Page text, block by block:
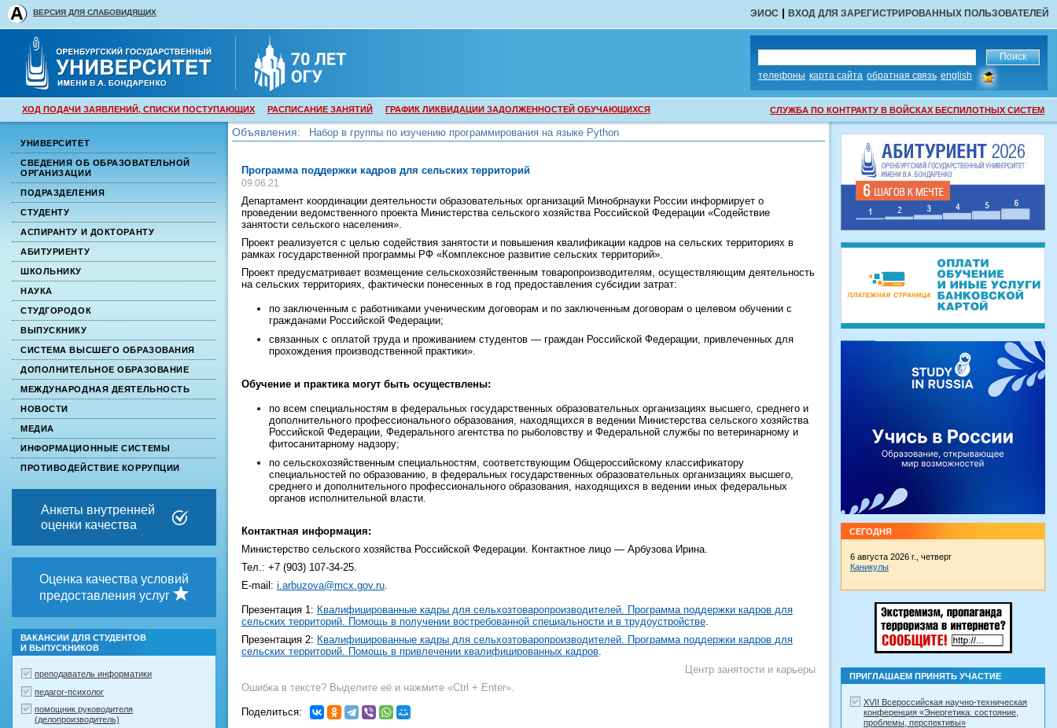
ЭИОС | ВХОД ДЛЯ ЗАРЕГИСТРИРОВАННЫХ ПОЛЬЗОВАТЕЛЕЙ
ВЕРСИЯ ДЛЯ СЛАБОВИДЯЩИХ
телефоны карта сайта обратная связь english
сообщить
об
ошибке
СЛУЖБА ПО КОНТРАКТУ В ВОЙСКАХ БЕСПИЛОТНЫХ СИСТЕМ
ХОД ПОДАЧИ ЗАЯВЛЕНИЙ, СПИСКИ ПОСТУПАЮЩИХ РАСПИСАНИЕ ЗАНЯТИЙ ГРАФИК ЛИКВИДАЦИИ ЗАДОЛЖЕННОСТЕЙ ОБУЧАЮЩИХСЯ
УНИВЕРСИТЕТ
СВЕДЕНИЯ ОБ ОБРАЗОВАТЕЛЬНОЙ
ОРГАНИЗАЦИИ
ПОДРАЗДЕЛЕНИЯ
СТУДЕНТУ
АСПИРАНТУ И ДОКТОРАНТУ
АБИТУРИЕНТУ
ШКОЛЬНИКУ
НАУКА
СТУДГОРОДОК
ВЫПУСКНИКУ
СИСТЕМА ВЫСШЕГО ОБРАЗОВАНИЯ
ДОПОЛНИТЕЛЬНОЕ ОБРАЗОВАНИЕ
МЕЖДУНАРОДНАЯ ДЕЯТЕЛЬНОСТЬ
НОВОСТИ
МЕДИА
ИНФОРМАЦИОННЫЕ СИСТЕМЫ
ПРОТИВОДЕЙСТВИЕ КОРРУПЦИИ
Анкеты внутренней
оценки качества
Оценка качества условий
предоставления услуг
ВАКАНСИИ ДЛЯ СТУДЕНТОВ
И ВЫПУСКНИКОВ
преподаватель информатики
педагог-психолог
помощник руководителя
(делопроизводитель)
Объявления:
Набор в группы по изучению программирования на языке Python
Программа поддержки кадров для сельских территорий
09.06.21
Департамент координации деятельности образовательных организаций Минобрнауки России информирует о
проведении ведомственного проекта Министерства сельского хозяйства Российской Федерации «Содействие
занятости сельского населения».
Проект реализуется с целью содействия занятости и повышения квалификации кадров на сельских территориях в
рамках государственной программы РФ «Комплексное развитие сельских территорий».
Проект предусматривает возмещение сельскохозяйственным товаропроизводителям, осуществляющим деятельность
на сельских территориях, фактически понесенных в год предоставления субсидии затрат:
по заключенным с работниками ученическим договорам и по заключенным договорам о целевом обучении с
гражданами Российской Федерации;
связанных с оплатой труда и проживанием студентов — граждан Российской Федерации, привлеченных для
прохождения производственной практики».
Обучение и практика могут быть осуществлены:
по всем специальностям в федеральных государственных образовательных организациях высшего, среднего и
дополнительного профессионального образования, находящихся в ведении Министерства сельского хозяйства
Российской Федерации, Федерального агентства по рыболовству и Федеральной службы по ветеринарному и
фитосанитарному надзору;
по сельскохозяйственным специальностям, соответствующим Общероссийскому классификатору
специальностей по образованию, в федеральных государственных образовательных организациях высшего,
среднего и дополнительного профессионального образования, находящихся в ведении иных федеральных
органов исполнительной власти.
Контактная информация:
Министерство сельского хозяйства Российской Федерации. Контактное лицо — Арбузова Ирина.
Тел.: +7 (903) 107-34-25.
E-mail: i.arbuzova@mcx.gov.ru
Презентация 1: Квалифицированные кадры для сельхозтоваропроизводителей. Программа поддержки кадров для
сельских территорий. Помощь в получении востребованной специальности и в трудоустройстве
Презентация 2: Квалифицированные кадры для сельхозтоваропроизводителей. Программа поддержки кадров для
сельских территорий. Помощь в привлечении квалифицированных кадров
Центр занятости и карьеры
Ошибка в тексте? Выделите её и нажмите «Ctrl + Enter».
Поделиться:
СЕГОДНЯ
6 августа 2026 г., четверг
Каникулы
ПРИГЛАШАЕМ ПРИНЯТЬ УЧАСТИЕ
XVII Всероссийская научно-техническая
конференция «Энергетика: состояние,
проблемы, перспективы»